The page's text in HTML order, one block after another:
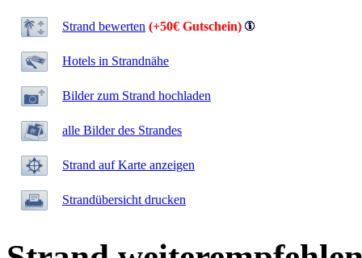
Strand bewerten (+50€ Gutschein)
Hotels in Strandnähe
Bilder zum Strand hochladen
alle Bilder des Strandes
Strand auf Karte anzeigen
Strandübersicht drucken